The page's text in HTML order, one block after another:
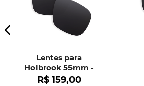
Lentes para
Holbrook 55mm -
OO9102
R$ 159,00